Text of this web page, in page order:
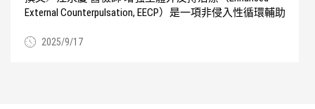
External Counterpulsation, EECP）是一項非侵入性循環輔助
2025/9/17